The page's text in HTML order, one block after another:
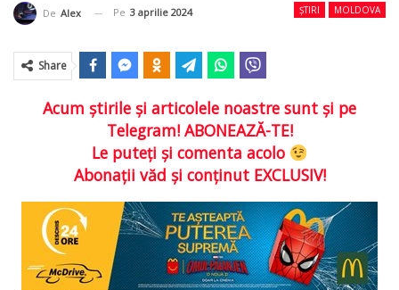
ȘTIRI MOLDOVA
De Alex Pe 3 aprilie 2024
Share
Acum ştirile şi articolele noastre sunt şi pe
Telegram! ABONEAZĂ-TE!
Le puteţi şi comenta acolo
Abonaţii văd şi conţinut EXCLUSIV!